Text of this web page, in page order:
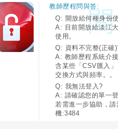
教師歷程問與答:
Q: 開放給何種身份
A: 目前開放給淡江
使用。
Q: 資料不完整(正確
A: 教師歷程系統介
含某些「CSV匯入
交換方式與頻率。。
Q: 我無法登入?
A: 請確認您的單一
若需進一步協助，
機:3484